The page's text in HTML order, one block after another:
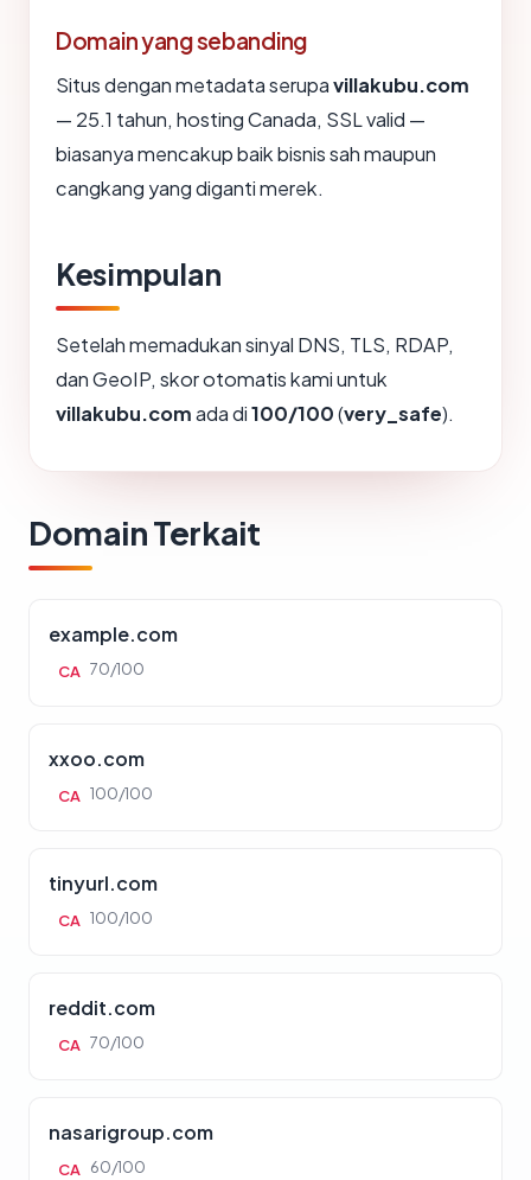
Domain yang sebanding
Situs dengan metadata serupavillakubu.com
— 25.1 tahun, hosting Canada, SSL valid —
biasanya mencakup baik bisnis sah maupun
cangkang yang diganti merek.
Kesimpulan
Setelah memadukan sinyal DNS, TLS, RDAP,
dan GeoIP, skor otomatis kami untuk
villakubu.comada di100/100(very_safe).
Domain Terkait
example.com
CA 70/100
xxoo.com
CA 100/100
tinyurl.com
CA 100/100
reddit.com
CA 70/100
nasarigroup.com
CA 60/100